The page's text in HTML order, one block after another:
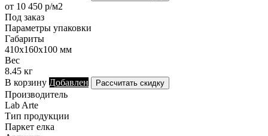
от 10 450 р/м2
Под заказ
Параметры упаковки
Габариты
410х160х100 мм
Вес
8.45 кг
В корзину Добавлен Рассчитать скидку
Производитель
Lab Arte
Тип продукции
Паркет елка